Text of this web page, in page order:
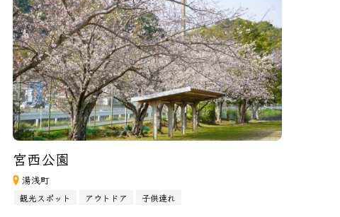
宮西公園
湯浅町
観光スポット アウトドア 子供連れ